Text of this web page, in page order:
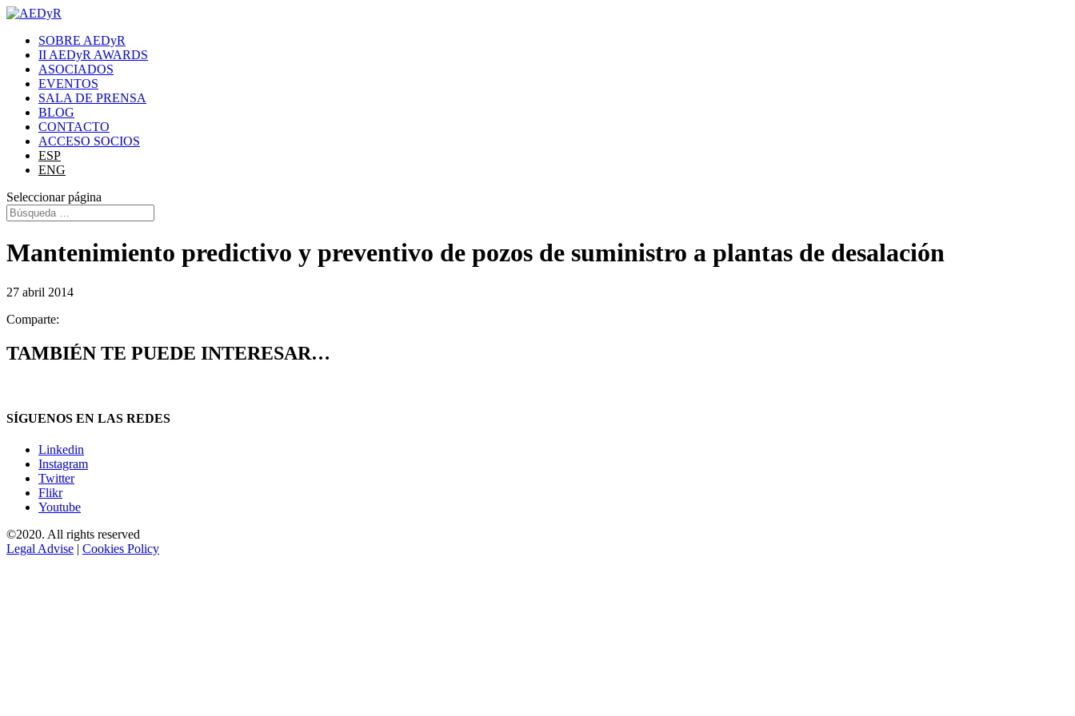
SOBRE AEDyR
II AEDyR AWARDS
ASOCIADOS
EVENTOS
SALA DE PRENSA
BLOG
CONTACTO
ACCESO SOCIOS
ESP
ENG
Seleccionar página
Mantenimiento predictivo y preventivo de pozos de suministro a plantas de desalación
27 abril 2014
Comparte:
TAMBIÉN TE PUEDE INTERESAR…
SÍGUENOS EN LAS REDES
Linkedin
Instagram
Twitter
Flikr
Youtube
©2020. All rights reserved
Legal Advise | Cookies Policy